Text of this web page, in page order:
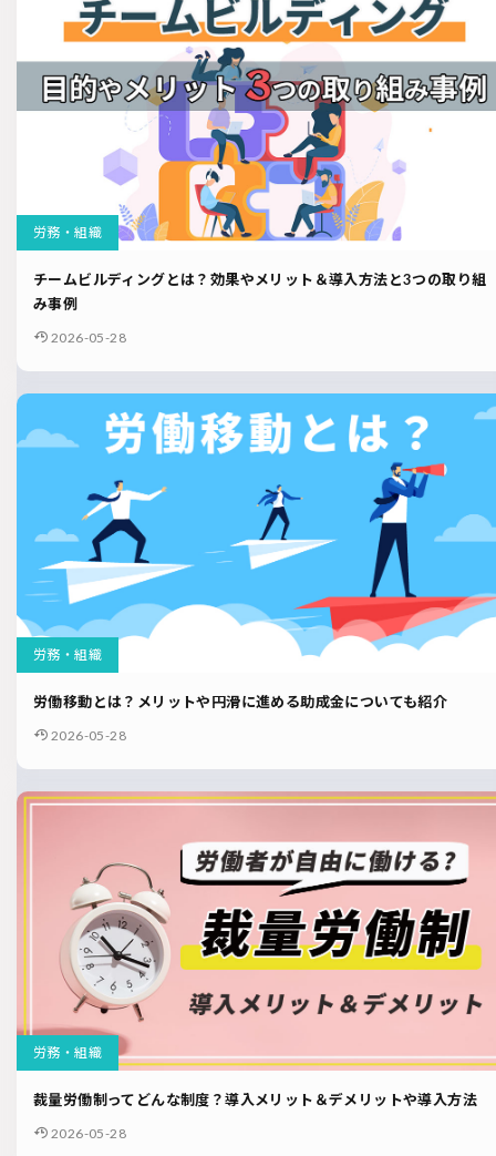
労務・組織
チームビルディングとは？効果やメリット＆導入方法と3つの取り組
み事例
2026-05-28
労務・組織
労働移動とは？メリットや円滑に進める助成金についても紹介
2026-05-28
労務・組織
裁量労働制ってどんな制度？導入メリット＆デメリットや導入方法
2026-05-28